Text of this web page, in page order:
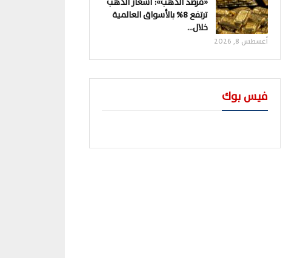
ترتفع 8% بالأسواق العالمية
خلال…
أغسطس 8, 2026
فيس بوك